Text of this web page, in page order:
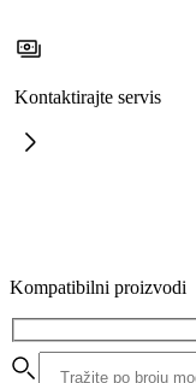
Kontaktirajte servis
Kompatibilni proizvodi